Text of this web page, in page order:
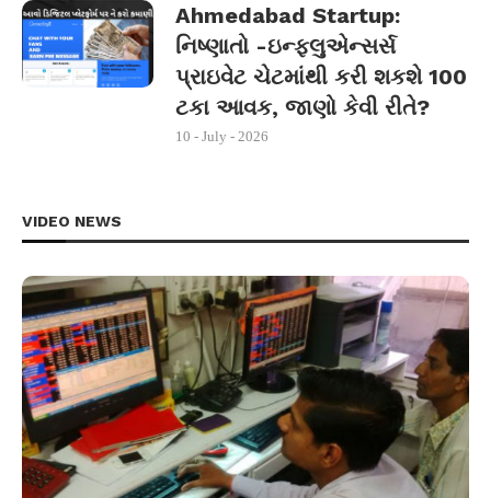
Ahmedabad Startup:
નિષ્ણાતો -ઇન્ફ્લુએન્સર્સ
પ્રાઇવેટ ચેટમાંથી કરી શકશે 100
ટકા આવક, જાણો કેવી રીતે?
10 - July - 2026
VIDEO NEWS